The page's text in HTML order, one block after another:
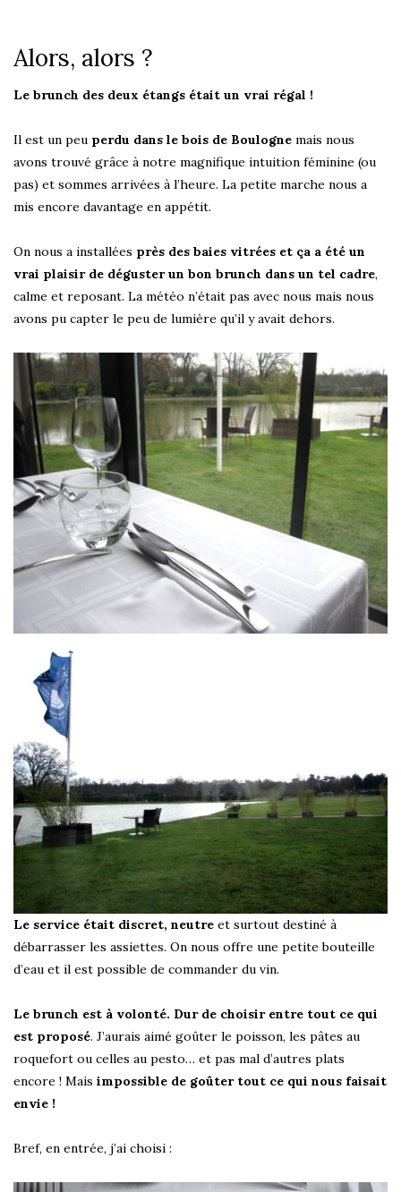
Alors, alors ?
Le brunch des deux étangs était un vrai régal !
Il est un peu perdu dans le bois de Boulogne mais nous
avons trouvé grâce à notre magnifique intuition féminine (ou
pas) et sommes arrivées à l’heure. La petite marche nous a
mis encore davantage en appétit.
On nous a installées près des baies vitrées et ça a été un
vrai plaisir de déguster un bon brunch dans un tel cadre,
calme et reposant. La météo n’était pas avec nous mais nous
avons pu capter le peu de lumière qu’il y avait dehors.
Le service était discret, neutre et surtout destiné à
débarrasser les assiettes. On nous offre une petite bouteille
d’eau et il est possible de commander du vin.
Le brunch est à volonté. Dur de choisir entre tout ce qui
est proposé. J’aurais aimé goûter le poisson, les pâtes au
roquefort ou celles au pesto… et pas mal d’autres plats
encore ! Mais impossible de goûter tout ce qui nous faisait
envie !
Bref, en entrée, j’ai choisi :